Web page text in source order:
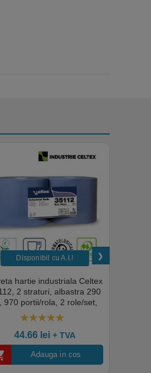
Disponibil cu A.I.​!
hartie industriala Celtex
2 straturi, albastra 290
970 portii/rola, 2 role/set,
certificata pentru industria
alimentara, Ecolabel
44.66 lei + TVA
Adauga in cos